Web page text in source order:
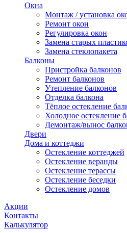
Окна
Монтаж / установка
Ремонт окон
Регулировка окон
Замена старых
Замена стеклопакета
Балконы
Пристройка балконов
Ремонт балконов
Утепление балконов
Отделка балкона
Тёплое остекление
Холодное остекление
Демонтаж/вынос
Двери
Дома и коттеджи
Остекление коттеджей
Остекление веранды
Остекление терассы
Остекление беседки
Остекление домов
Акции
Контакты
Калькулятор